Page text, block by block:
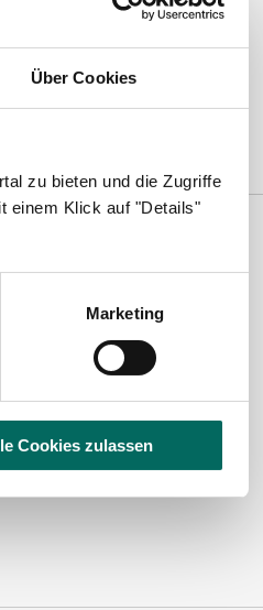
Über Cookies
zu bieten und die Zugriffe
einem Klick auf "Details"
Marketing
Cookies zulassen